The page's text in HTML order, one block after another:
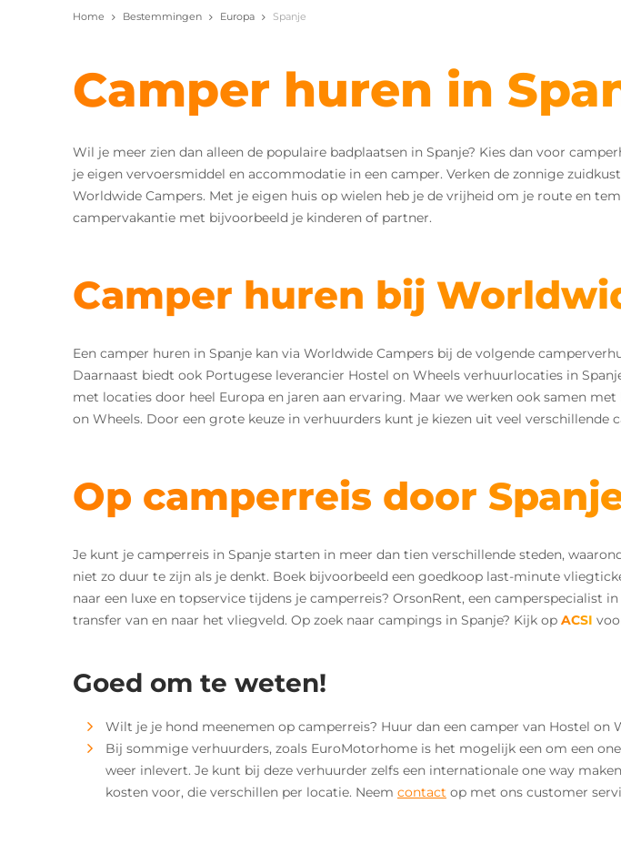
Home Bestemmingen Europa Spanje
Camper huren in
Wil je meer zien dan alleen de populaire badplaatsen in Spanje? Kies dan voor
je eigen vervoersmiddel en accommodatie in een camper. Verken de zonnige
Worldwide Campers. Met je eigen huis op wielen heb je de vrijheid om je route en
campervakantie met bijvoorbeeld je kinderen of partner.
Camper huren bij
Een camper huren in Spanje kan via Worldwide Campers bij de volgende
Daarnaast biedt ook Portugese leverancier Hostel on Wheels verhuurlocaties in
met locaties door heel Europa en jaren aan ervaring. Maar we werken ook samen
on Wheels. Door een grote keuze in verhuurders kunt je kiezen uit veel
Op camperreis door
Je kunt je camperreis in Spanje starten in meer dan tien verschillende steden,
niet zo duur te zijn als je denkt. Boek bijvoorbeeld een goedkoop last-minute
naar een luxe en topservice tijdens je camperreis? OrsonRent, een
transfer van en naar het vliegveld. Op zoek naar campings in Spanje? Kijk op ACSI
Goed om te weten!
Wilt je je hond meenemen op camperreis? Huur dan een camper van Hostel on
Bij sommige verhuurders, zoals EuroMotorhome is het mogelijk een om een
weer inlevert. Je kunt bij deze verhuurder zelfs een internationale one way
kosten voor, die verschillen per locatie. Neem contact op met ons customer